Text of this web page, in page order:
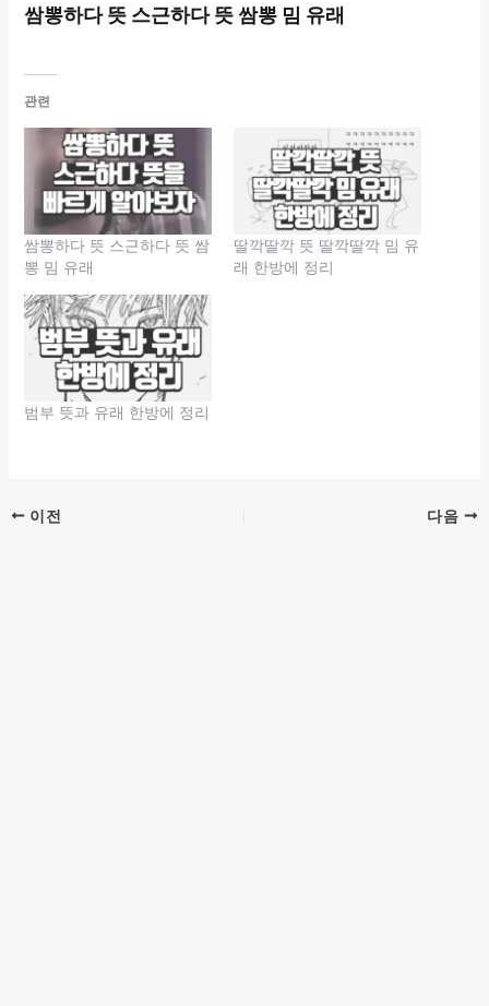
쌈뽕하다 뜻 스근하다 뜻 쌈뽕 밈 유래
관련
쌈뽕하다 뜻 스근하다 뜻 쌈
뽕 밈 유래
딸깍딸깍 뜻 딸깍딸깍 밈 유
래 한방에 정리
범부 뜻과 유래 한방에 정리
이전 다음